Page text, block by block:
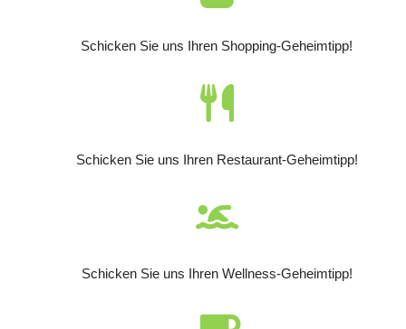
Schicken Sie uns Ihren Shopping-Geheimtipp!
Schicken Sie uns Ihren Restaurant-Geheimtipp!
Schicken Sie uns Ihren Wellness-Geheimtipp!